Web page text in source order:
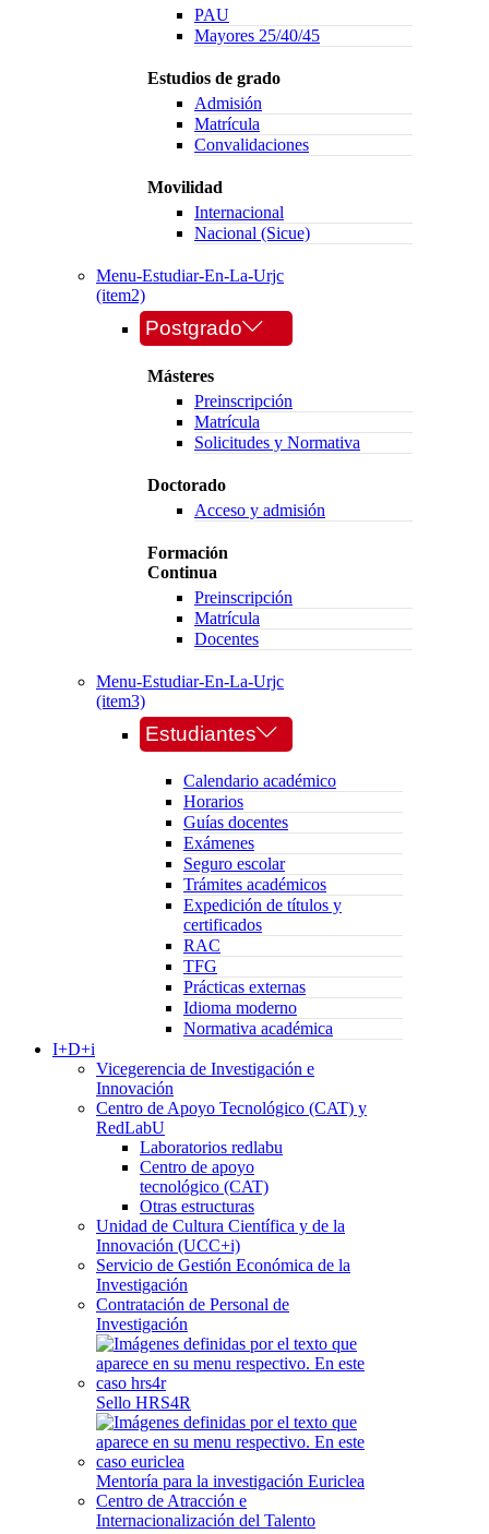
PAU
Mayores 25/40/45
Estudios de grado
Admisión
Matrícula
Convalidaciones
Movilidad
Internacional
Nacional (Sicue)
Menu-Estudiar-En-La-Urjc
(item2)
Postgrado
Másteres
Preinscripción
Matrícula
Solicitudes y Normativa
Doctorado
Acceso y admisión
Formación
Continua
Preinscripción
Matrícula
Docentes
Menu-Estudiar-En-La-Urjc
(item3)
Estudiantes
Calendario académico
Horarios
Guías docentes
Exámenes
Seguro escolar
Trámites académicos
Expedición de títulos y
certificados
RAC
TFG
Prácticas externas
Idioma moderno
Normativa académica
I+D+i
Vicegerencia de Investigación e
Innovación
Centro de Apoyo Tecnológico (CAT) y
RedLabU
Laboratorios redlabu
Centro de apoyo
tecnológico (CAT)
Otras estructuras
Unidad de Cultura Científica y de la
Innovación (UCC+i)
Servicio de Gestión Económica de la
Investigación
Contratación de Personal de
Investigación
Sello HRS4R
Mentoría para la investigación Euriclea
Centro de Atracción e
Internacionalización del Talento